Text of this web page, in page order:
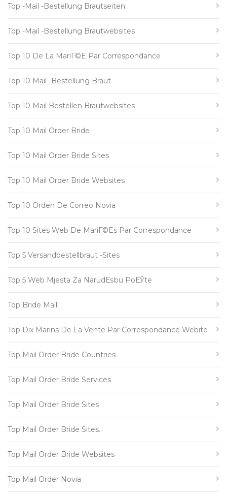
Top -Mail -Bestellung Brautseiten.
Top -Mail -Bestellung Brautwebsites
Top 10 De La MariГ©e Par Correspondance
Top 10 Mail -Bestellung Braut
Top 10 Mail Bestellen Brautwebsites
Top 10 Mail Order Bride
Top 10 Mail Order Bride Sites
Top 10 Mail Order Bride Websites
Top 10 Orden De Correo Novia
Top 10 Sites Web De MariГ©es Par Correspondance
Top 5 Versandbestellbraut -Sites
Top 5 Web Mjesta Za NarudЕѕbu PoЕЎte
Top Bride Mail.
Top Dix Marins De La Vente Par Correspondance Webite
Top Mail Order Bride Countries
Top Mail Order Bride Services
Top Mail Order Bride Sites
Top Mail Order Bride Sites.
Top Mail Order Bride Websites
Top Mail Order Novia